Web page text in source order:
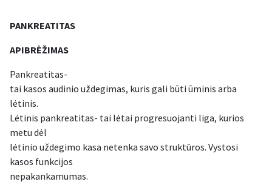
PANKREATITAS
APIBRĖŽIMAS
Pankreatitas-
tai kasos audinio uždegimas, kuris gali būti ūminis arba
lėtinis.
Lėtinis pankreatitas- tai lėtai progresuojanti liga, kurios
metu dėl
lėtinio uždegimo kasa netenka savo struktūros. Vystosi
kasos funkcijos
nepakankamumas.